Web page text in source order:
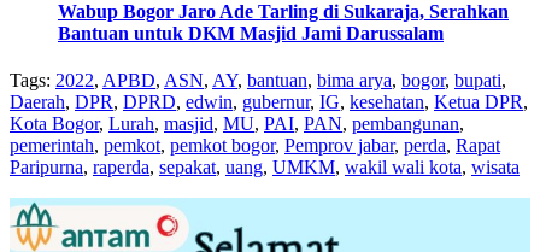
Wabup Bogor Jaro Ade Tarling di Sukaraja, Serahkan
Bantuan untuk DKM Masjid Jami Darussalam
Tags: 2022, APBD, ASN, AY, bantuan, bima arya, bogor, bupati,
Daerah, DPR, DPRD, edwin, gubernur, IG, kesehatan, Ketua DPR,
Kota Bogor, Lurah, masjid, MU, PAI, PAN, pembangunan,
pemerintah, pemkot, pemkot bogor, Pemprov jabar, perda, Rapat
Paripurna, raperda, sepakat, uang, UMKM, wakil wali kota, wisata